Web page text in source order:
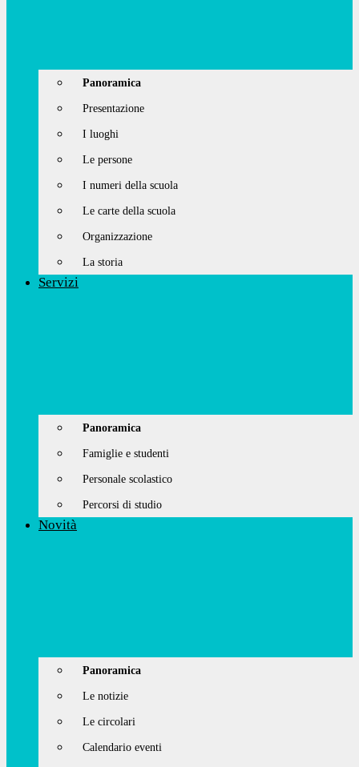
Panoramica
Presentazione
I luoghi
Le persone
I numeri della scuola
Le carte della scuola
Organizzazione
La storia
Servizi
Panoramica
Famiglie e studenti
Personale scolastico
Percorsi di studio
Novità
Panoramica
Le notizie
Le circolari
Calendario eventi